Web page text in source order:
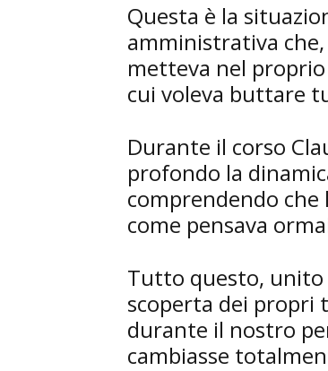
Questa è la
amministrativa
metteva nel
cui voleva buttare
Durante il corso
profondo la
comprendendo che
come pensava
Tutto questo, unito
scoperta dei propri
durante il nostro
cambiasse